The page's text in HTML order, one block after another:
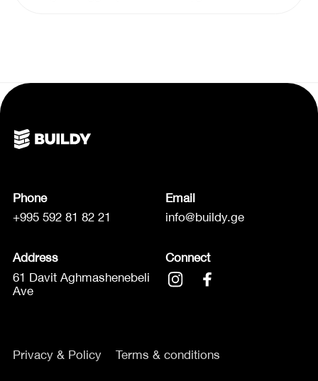
Phone
+995 592 81 82 21
Email
info@buildy.ge
Address
61 Davit Aghmashenebeli
Ave
Connect
Privacy & Policy Terms & conditions